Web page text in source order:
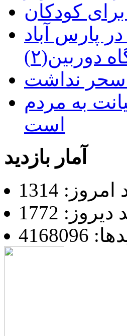
پارس آباد
دوربین(۲)
نداشت
به مردم
است
آمار بازدید
1314
1772